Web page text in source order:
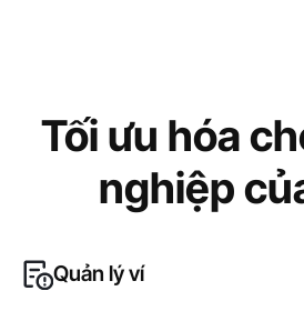
Tối ưu hóa
nghiệp
Quản lý ví